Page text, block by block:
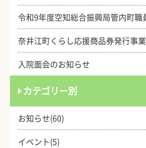
令和9年度空知総合振興局管内町職
奈井江町くらし応援商品券発行事
入院面会のお知らせ
カテゴリー別
お知らせ(60)
イベント(5)